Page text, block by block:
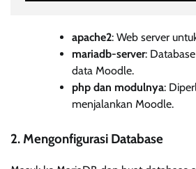
apache2: Web server
mariadb-server:
data Moodle.
php dan modulnya:
menjalankan Moodle.
2. Mengonfigurasi Database